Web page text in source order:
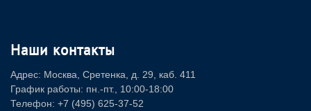
Наши контакты
Адрес: Москва, Сретенка, д. 29, каб. 411
График работы: пн.-пт., 10:00-18:00
Телефон: +7 (495) 625-37-52